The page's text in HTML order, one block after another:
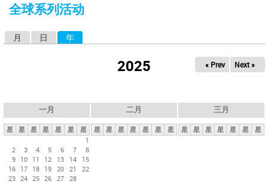
这
全球系列活动
月 日 年
2025 « Prev Next »
一月
星 星 星 星 星 星
星
1
2
3 4 5 6 7
8
9 10 11 12 13 14
15
16 17 18 19 20 21
22
23 24 25 26 27 28
二月
星 星 星 星 星 星 星
三月
星 星 星 星 星 星 星